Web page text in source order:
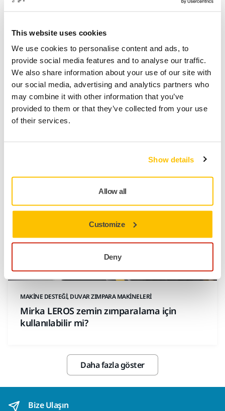
This website uses cookies
We use cookies to personalise content and ads, to
provide social media features and to analyse our traffic.
We also share information about your use of our site with
our social media, advertising and analytics partners who
may combine it with other information that you’ve
provided to them or that they’ve collected from your use
of their services.
Show details
Allow all
Customize
Deny
MAKINE DESTEĞI, SERVIS İPUÇLARI
Mirka DEROS/DEOS/LEROS'ta kopmuş bir
kablo nasıl onarılır?
MAKINE DESTEĞI, SERVIS İPUÇLARI
MAKINE DESTEĞI, DUVAR ZIMPARA MAKINELERI
Mirka LEROS zemin zımparalama için
kullanılabilir mi?
Daha fazla göster
Bize Ulaşın